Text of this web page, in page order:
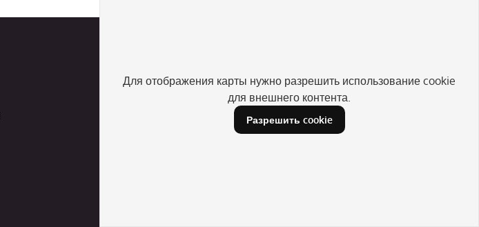
Для отображения карты нужно разрешить использование cookie
для внешнего контента.
Разрешить cookie